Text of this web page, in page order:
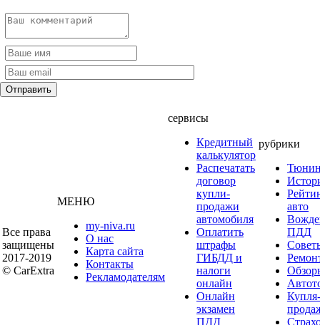
Все права
защищены
2017-2019
© CarExtra
МЕНЮ
my-niva.ru
О нас
Карта сайта
Контакты
Рекламодателям
сервисы
Кредитный
калькулятор
Распечатать
договор
купли-
продажи
автомобиля
Оплатить
штрафы
ГИБДД и
налоги
онлайн
Онлайн
экзамен
ПДД
рубрики
авто
ПДД
Купля-